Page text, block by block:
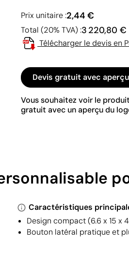
Prix unitaire :2,44 €
Total (20% TVA) :3 220,80 €
Télécharger le devis en
Devis gratuit avec
Vous souhaitez voir le
gratuit avec un aperçu du
Caractéristiques
Design compact (6.6 x 15 x
Bouton latéral pratique et